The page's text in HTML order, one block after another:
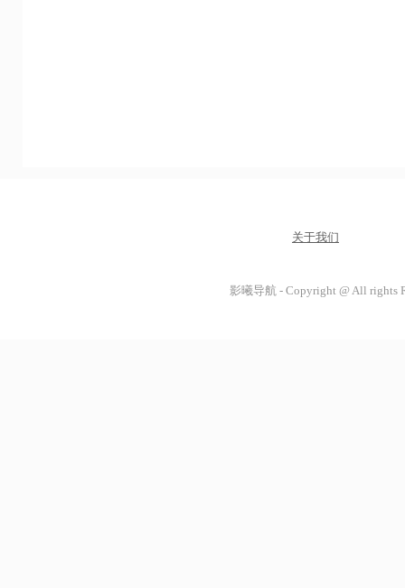
关于我们
影曦导航 - Copyright @ All rights